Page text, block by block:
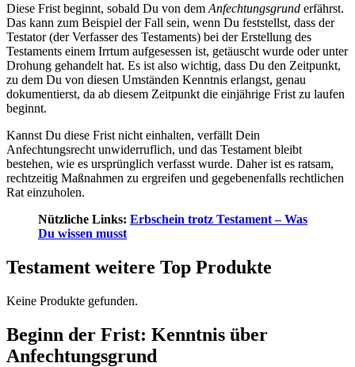
Diese Frist beginnt, sobald Du von dem Anfechtungsgrund erfährst.
Das kann zum Beispiel der Fall sein, wenn Du feststellst, dass der
Testator (der Verfasser des Testaments) bei der Erstellung des
Testaments einem Irrtum aufgesessen ist, getäuscht wurde oder unter
Drohung gehandelt hat. Es ist also wichtig, dass Du den Zeitpunkt,
zu dem Du von diesen Umständen Kenntnis erlangst, genau
dokumentierst, da ab diesem Zeitpunkt die einjährige Frist zu laufen
beginnt.
Kannst Du diese Frist nicht einhalten, verfällt Dein
Anfechtungsrecht unwiderruflich, und das Testament bleibt
bestehen, wie es ursprünglich verfasst wurde. Daher ist es ratsam,
rechtzeitig Maßnahmen zu ergreifen und gegebenenfalls rechtlichen
Rat einzuholen.
Nützliche Links: Erbschein trotz Testament – Was
Du wissen musst
Testament weitere Top Produkte
Keine Produkte gefunden.
Beginn der Frist: Kenntnis über
Anfechtungsgrund